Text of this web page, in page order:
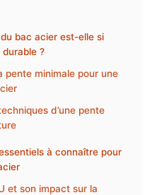
bac acier est-elle si
?
pente minimale pour une
d’une pente
à connaître pour
et son impact sur la